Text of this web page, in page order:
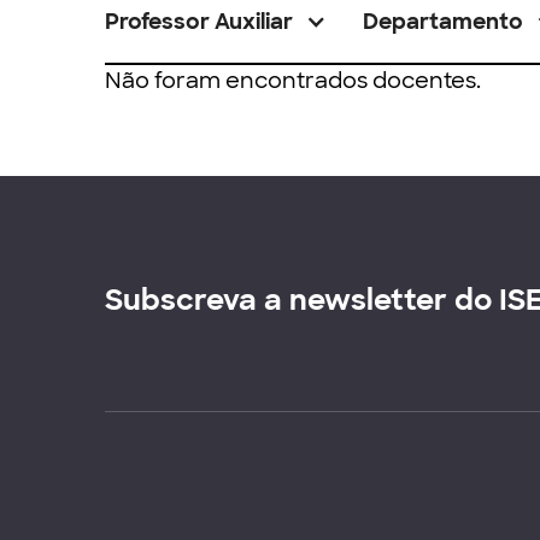
Professor Auxiliar Departamento
Não foram encontrados docentes.
Subscreva a newsletter do